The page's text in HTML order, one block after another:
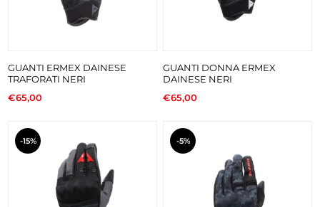
GUANTI ERMEX DAINESE
TRAFORATI NERI
€65,00
GUANTI DONNA ERMEX
DAINESE NERI
€65,00
-15% -5%